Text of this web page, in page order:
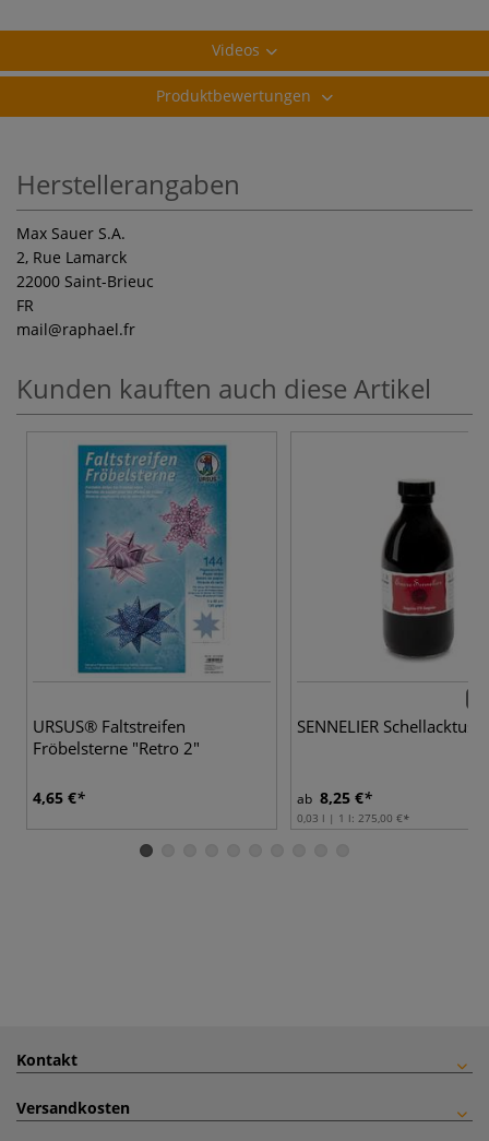
Videos
Produktbewertungen
Herstellerangaben
Max Sauer S.A.
2, Rue Lamarck
22000 Saint-Brieuc
FR
mail@raphael.fr
Kunden kauften auch diese Artikel
URSUS® Faltstreifen
Fröbelsterne "Retro 2"
4,65 €
SENNELIER
ab 8,25 €
0,03 l | 1 l: 275,00 €
Kontakt
Versandkosten